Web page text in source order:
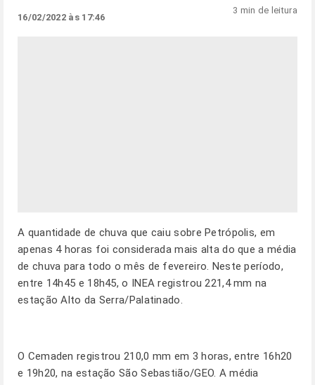
16/02/2022 às 17:46
3 min de leitura
A quantidade de chuva que caiu sobre Petrópolis, em
apenas 4 horas foi considerada mais alta do que a média
de chuva para todo o mês de fevereiro. Neste período,
entre 14h45 e 18h45, o INEA registrou 221,4 mm na
estação Alto da Serra/Palatinado.
O Cemaden registrou 210,0 mm em 3 horas, entre 16h20
e 19h20, na estação São Sebastião/GEO. A média